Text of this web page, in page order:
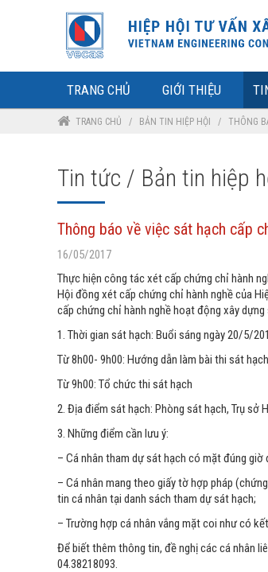
TRANG CHỦ GIỚI THIỆU
TRANG CHỦ / BẢN TIN HIỆP HỘI / THÔNG
Tin tức / Bản tin hiệp
Thông báo về việc sát hạch cấp
16/05/2017
Thực hiện công tác xét cấp chứng chỉ hành
Hội đồng xét cấp chứng chỉ hành nghề của
cấp chứng chỉ hành nghề hoạt động xây
1. Thời gian sát hạch: Buổi sáng ngày 20/5/
Từ 8h00- 9h00: Hướng dẫn làm bài thi sát
Từ 9h00: Tổ chức thi sát hạch
2. Địa điểm sát hạch: Phòng sát hạch, Trụ sở
3. Những điểm cần lưu ý:
– Cá nhân tham dự sát hạch có mặt đúng giờ
– Cá nhân mang theo giấy tờ hợp pháp
tin cá nhân tại danh sách tham dự sát hạch;
– Trường hợp cá nhân vắng mặt coi như có
Để biết thêm thông tin, đề nghị các cá nhân
04.38218093.